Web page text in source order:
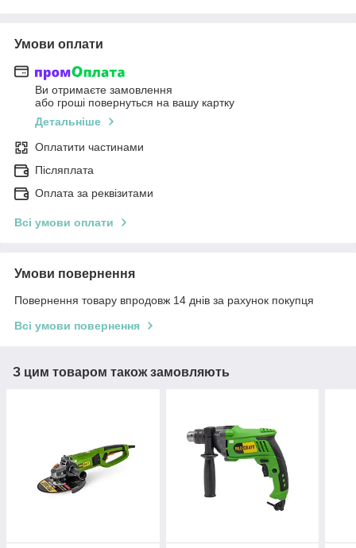
Умови оплати
Ви отримаєте замовлення
або гроші повернуться на вашу картку
Детальніше
Оплатити частинами
Післяплата
Оплата за реквізитами
Всі умови оплати
Умови повернення
Повернення товару впродовж 14 днів за рахунок покупця
Всі умови повернення
З цим товаром також замовляють